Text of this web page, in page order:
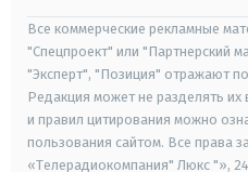
Все коммерческие рекламные
"Спецпроект" или "Партнерский
"Эксперт", "Позиция" отражают
Редакция может не разделять
и правил цитирования можно
пользования сайтом. Все
«Телерадиокомпания" Люкс "»,